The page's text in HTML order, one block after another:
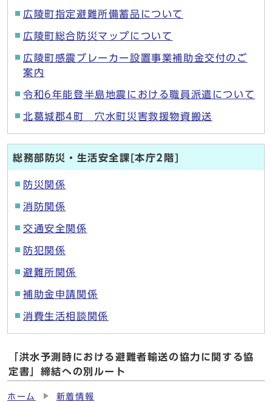
広陵町指定避難所備蓄品について
広陵町総合防災マップについて
広陵町感震ブレーカー設置事業補助金交付のご
案内
令和6年能登半島地震における職員派遣について
北葛城郡4町 穴水町災害救援物資搬送
総務部防災・生活安全課[本庁2階]
防災関係
消防関係
交通安全関係
防犯関係
避難所関係
補助金申請関係
消費生活相談関係
「洪水予測時における避難者輸送の協力に関する協
定書」締結への別ルート
ホーム 新着情報